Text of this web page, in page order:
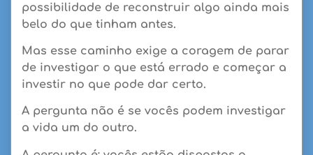
possibilidade de reconstruir algo ainda mais
belo do que tinham antes.
Mas esse caminho exige a coragem de parar
de investigar o que está errado e começar a
investir no que pode dar certo.
A pergunta não é se vocês podem investigar
a vida um do outro.